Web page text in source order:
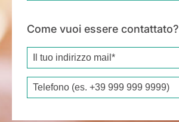
Come vuoi essere contattato?
Email*
Phone